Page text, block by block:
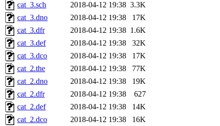
cat_3.sch
2018-04-12 19:38 3.3K
cat_3.dno
2018-04-12 19:38
17K
cat_3.dfr
2018-04-12 19:38 1.6K
cat_3.def
2018-04-12 19:38
32K
cat_3.dco
2018-04-12 19:38
17K
cat_2.the
2018-04-12 19:38
77K
cat_2.dno
2018-04-12 19:38
19K
cat_2.dfr
2018-04-12 19:38
627
cat_2.def
2018-04-12 19:38
14K
cat_2.dco
2018-04-12 19:38
16K